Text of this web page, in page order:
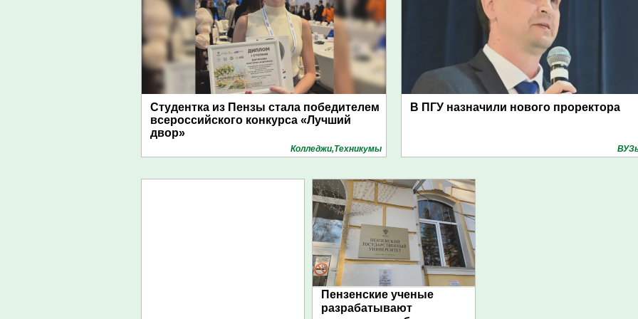
Студентка из Пензы стала победителем
всероссийского конкурса «Лучший
двор»
Колледжи,Техникумы
В ПГУ назначили нового проректора
Пензенские ученые
разрабатывают